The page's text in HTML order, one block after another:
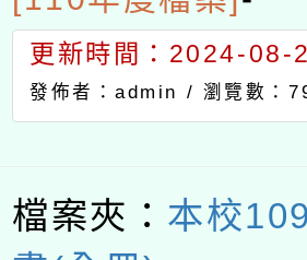
更新時間：2024-08-
發佈者：admin / 瀏覽數：
檔案夾： 本校